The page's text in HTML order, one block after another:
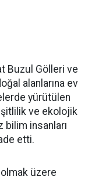
Buzul Gölleri ve
alanlarına ev
yürütülen
ve ekolojik
bilim insanları
etti.
olmak üzere